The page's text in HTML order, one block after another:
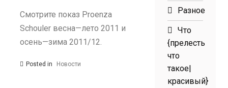
Смотрите показ Proenza
Schouler весна—лето 2011 и
осень—зима 2011/12.
Posted in Новости
Разное
Что
{прелесть
что
такое|
красивый}